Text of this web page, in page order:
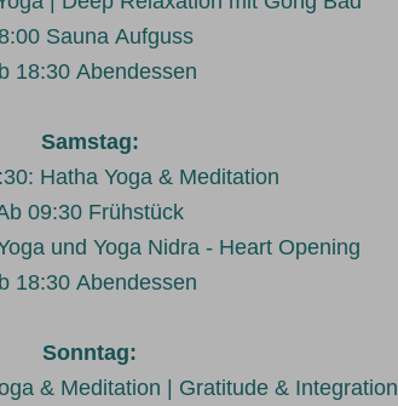
Sauna Aufguss
18:30 Abendessen
Samstag:
Hatha Yoga & Meditation
09:30 Frühstück
und Yoga Nidra - Heart Opening
18:30 Abendessen
Sonntag:
& Meditation | Gratitude & Integration